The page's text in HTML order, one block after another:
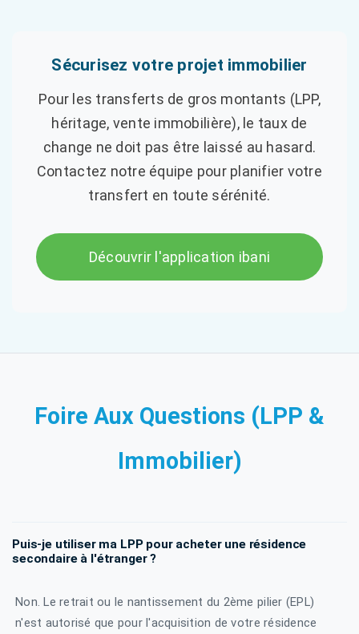
Sécurisez votre projet immobilier
Pour les transferts de gros montants (LPP,
héritage, vente immobilière), le taux de
change ne doit pas être laissé au hasard.
Contactez notre équipe pour planifier votre
transfert en toute sérénité.
Découvrir l'application ibani
Foire Aux Questions (LPP &
Immobilier)
Puis-je utiliser ma LPP pour acheter une résidence
secondaire à l'étranger ?
Non. Le retrait ou le nantissement du 2ème pilier (EPL)
n'est autorisé que pour l'acquisition de votre résidence